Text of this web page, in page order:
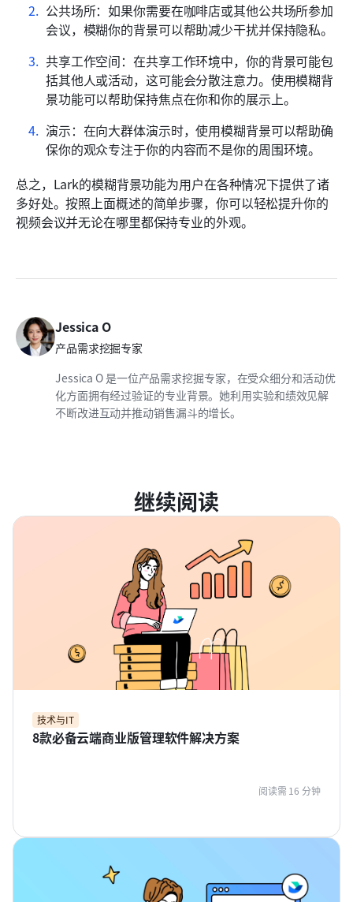
公共场所：如果你需要在咖啡店或其他公共场所参加
会议，模糊你的背景可以帮助减少干扰并保持隐私。
共享工作空间：在共享工作环境中，你的背景可能包
括其他人或活动，这可能会分散注意力。使用模糊背
景功能可以帮助保持焦点在你和你的展示上。
演示：在向大群体演示时，使用模糊背景可以帮助确
保你的观众专注于你的内容而不是你的周围环境。
总之，Lark的模糊背景功能为用户在各种情况下提供了诸
多好处。按照上面概述的简单步骤，你可以轻松提升你的
视频会议并无论在哪里都保持专业的外观。
Jessica O
产品需求挖掘专家
Jessica O 是一位产品需求挖掘专家，在受众细分和活动优
化方面拥有经过验证的专业背景。她利用实验和绩效见解
不断改进互动并推动销售漏斗的增长。
继续阅读
技术与IT
8款必备云端商业版管理软件解决方案
阅读需 16 分钟